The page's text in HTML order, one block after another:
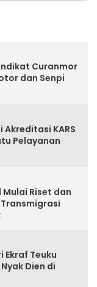
Curanmor
dan Senpi
Akreditasi KARS
Pelayanan
Riset dan
Ekraf Teuku
Dien di